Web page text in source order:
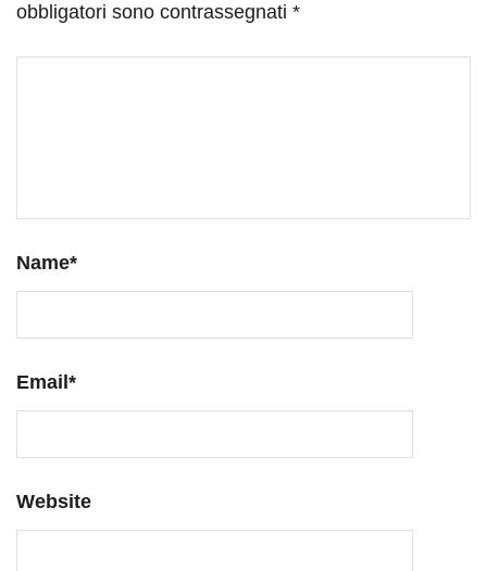
obbligatori sono contrassegnati *
Name*
Email *
Website